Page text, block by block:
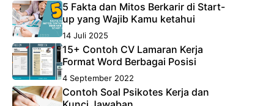
5 Fakta dan Mitos Berkarir di Start-
up yang Wajib Kamu ketahui
14 Juli 2025
15+ Contoh CV Lamaran Kerja
Format Word Berbagai Posisi
4 September 2022
Contoh Soal Psikotes Kerja dan